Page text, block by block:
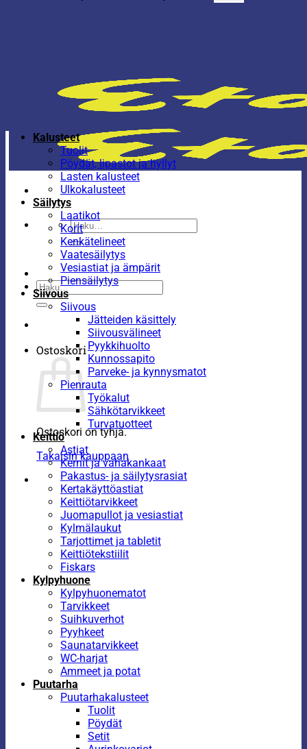
Etsi:
Etsi:
Ostoskori
Ostoskori on tyhjä.
Takaisin kauppaan
Kalusteet
Tuolit
Pöydät, lipastot ja hyllyt
Lasten kalusteet
Ulkokalusteet
Säilytys
Laatikot
Korit
Kenkätelineet
Vaatesäilytys
Vesiastiat ja ämpärit
Piensäilytys
Siivous
Siivous
Jätteiden käsittely
Siivousvälineet
Pyykkihuolto
Kunnossapito
Parveke- ja kynnysmatot
Pienrauta
Työkalut
Sähkötarvikkeet
Turvatuotteet
Keittiö
Astiat
Kernit ja vahakankaat
Pakastus- ja säilytysrasiat
Kertakäyttöastiat
Keittiötarvikkeet
Juomapullot ja vesiastiat
Kylmälaukut
Tarjottimet ja tabletit
Keittiötekstiilit
Fiskars
Kylpyhuone
Kylpyhuonematot
Tarvikkeet
Suihkuverhot
Pyyhkeet
Saunatarvikkeet
WC-harjat
Ammeet ja potat
Puutarha
Puutarhakalusteet
Tuolit
Pöydät
Setit